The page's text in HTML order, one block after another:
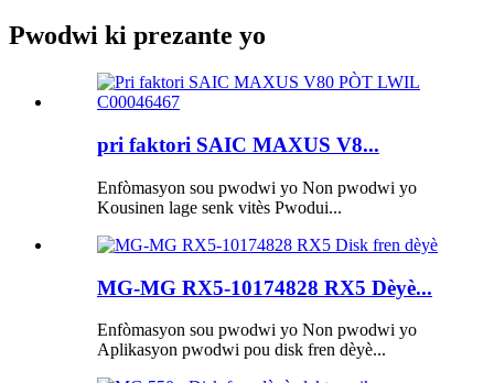
Pwodwi ki prezante yo
pri faktori SAIC MAXUS V8...
Enfòmasyon sou pwodwi yo Non pwodwi yo
Kousinen lage senk vitès Pwodui...
MG-MG RX5-10174828 RX5 Dèyè...
Enfòmasyon sou pwodwi yo Non pwodwi yo
Aplikasyon pwodwi pou disk fren dèyè...